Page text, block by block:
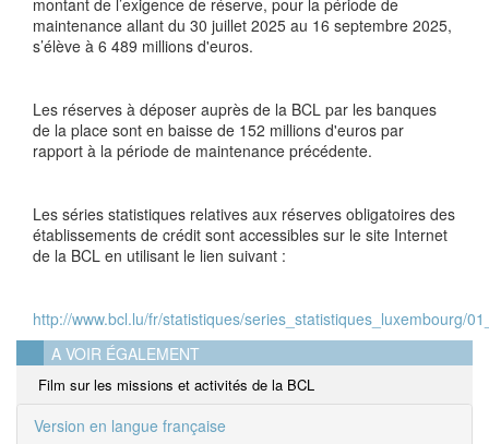
montant de l’exigence de réserve, pour la période de
maintenance allant du 30 juillet 2025 au 16 septembre 2025,
s’élève à 6 489 millions d'euros.
Les réserves à déposer auprès de la BCL par les banques
de la place sont en baisse de 152 millions d'euros par
rapport à la période de maintenance précédente.
Les séries statistiques relatives aux réserves obligatoires des
établissements de crédit sont accessibles sur le site Internet
de la BCL en utilisant le lien suivant :
http://www.bcl.lu/fr/statistiques/series_statistiques_luxembourg/
A VOIR ÉGALEMENT
Film sur les missions et activités de la BCL
Version en langue française